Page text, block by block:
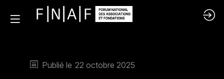
Publié le 22 octobre 2025